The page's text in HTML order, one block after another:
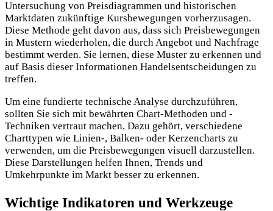
Untersuchung von Preisdiagrammen und historischen
Marktdaten zukünftige Kursbewegungen vorherzusagen.
Diese Methode geht davon aus, dass sich Preisbewegungen
in Mustern wiederholen, die durch Angebot und Nachfrage
bestimmt werden. Sie lernen, diese Muster zu erkennen und
auf Basis dieser Informationen Handelsentscheidungen zu
treffen.
Um eine fundierte technische Analyse durchzuführen,
sollten Sie sich mit bewährten Chart-Methoden und -
Techniken vertraut machen. Dazu gehört, verschiedene
Charttypen wie Linien-, Balken- oder Kerzencharts zu
verwenden, um die Preisbewegungen visuell darzustellen.
Diese Darstellungen helfen Ihnen, Trends und
Umkehrpunkte im Markt besser zu erkennen.
Wichtige Indikatoren und Werkzeuge